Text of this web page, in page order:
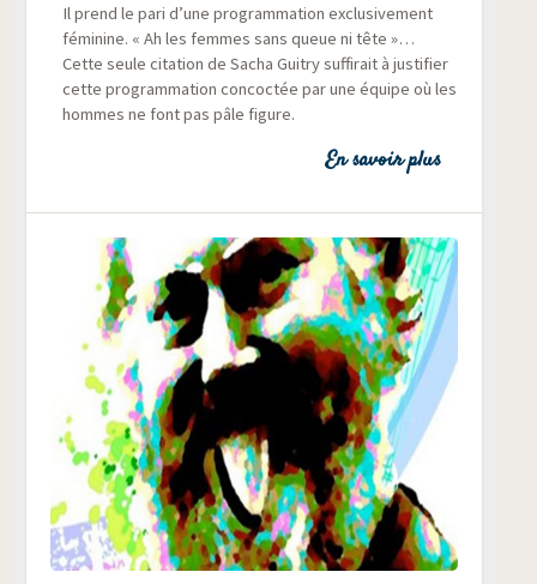
Il prend le pari d’une pro­gram­ma­tion exclu­si­ve­ment
fémi­nine. « Ah les femmes sans queue ni tête »…
Cette seule cita­tion de Sacha Gui­try suf­fi­rait à jus­ti­fier
cette pro­gram­ma­tion concoc­tée par une équipe où les
hommes ne font pas pâle figure.
En savoir plus